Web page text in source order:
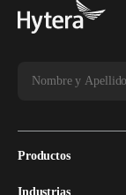
Productos
Industrias